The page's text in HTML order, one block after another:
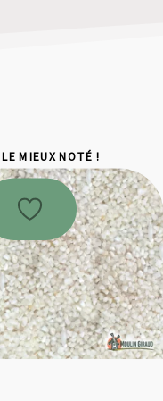
LE MIEUX NOTÉ !